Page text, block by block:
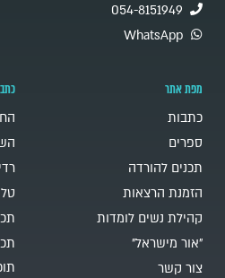
054-8151949
WhatsApp
מפת אתר
כתבות
ספרים
תכנים להורדה
הזמנת הרצאות
קהילת נשים לומדות
"אור מישראל"
צור קשר